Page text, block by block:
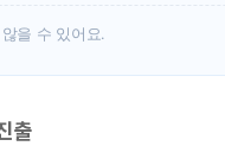
을 수 있어요.
출